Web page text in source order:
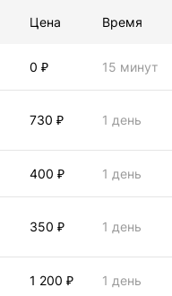
Цена Время
0 ₽ 15 минут
730 ₽ 1 день
400 ₽ 1 день
350 ₽ 1 день
1 200 ₽ 1 день